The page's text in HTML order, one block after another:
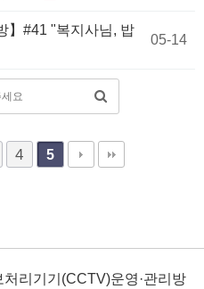
】#41 "복지사님, 밥
05-14
4 5
처리기기(CCTV)운영·관리방